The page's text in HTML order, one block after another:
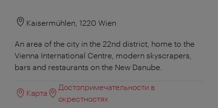
Kaisermühlen, 1220 Wien
An area of the city in the 22nd district, home to the
Vienna International Centre, modern skyscrapers,
bars and restaurants on the New Danube.
Карта
Достопримечательности в
окрестностях